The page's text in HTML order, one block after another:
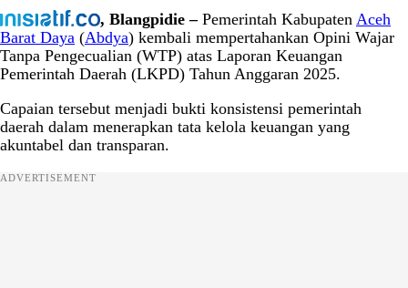
, Blangpidie –Pemerintah Kabupaten Aceh
Barat Daya (Abdya) kembali mempertahankan Opini Wajar
Tanpa Pengecualian (WTP) atas Laporan Keuangan
Pemerintah Daerah (LKPD) Tahun Anggaran 2025.
Capaian tersebut menjadi bukti konsistensi pemerintah
daerah dalam menerapkan tata kelola keuangan yang
akuntabel dan transparan.
ADVERTISEMENT